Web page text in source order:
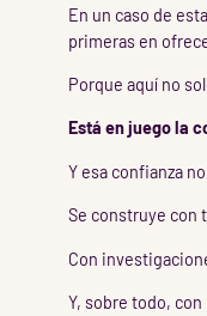
En un caso de
primeras en
Porque aquí no
Está en juego la
Y esa confianza
Se construye con
Con
Y, sobre todo,